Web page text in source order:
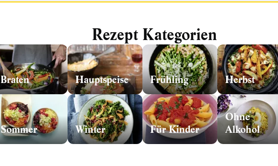
Rezept Kategorien
Braten Hauptspeise Frühling Herbst
Sommer Winter Für Kinder
Ohne
Alkohol